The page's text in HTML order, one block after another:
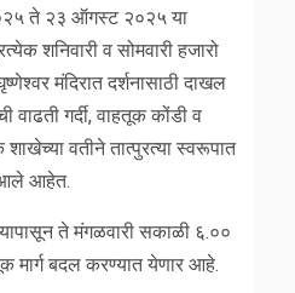
ते २३ ऑगस्ट २०२५ या
शनिवारी व सोमवारी हजारो
मंदिरात दर्शनासाठी दाखल
वाढती गर्दी, वाहतूक कोंडी व
वतीने तात्पुरत्या स्वरूपात
आले आहेत.
ते मंगळवारी सकाळी ६.००
मार्ग बदल करण्यात येणार आहे.